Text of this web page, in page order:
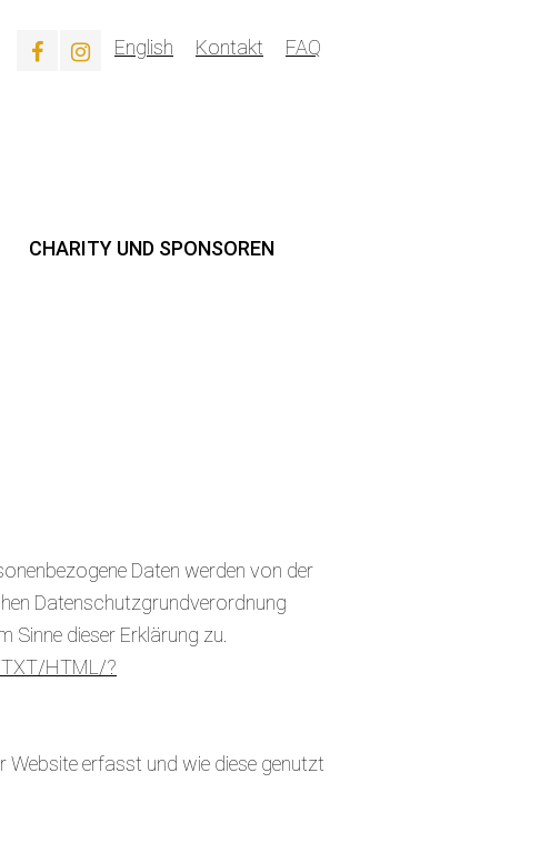
English Kontakt FAQ
CHARITY UND SPONSOREN
Daten werden von der
Datenschutzgrundverordnung
Sinne dieser Erklärung zu.
HTML/?
Website erfasst und wie diese genutzt